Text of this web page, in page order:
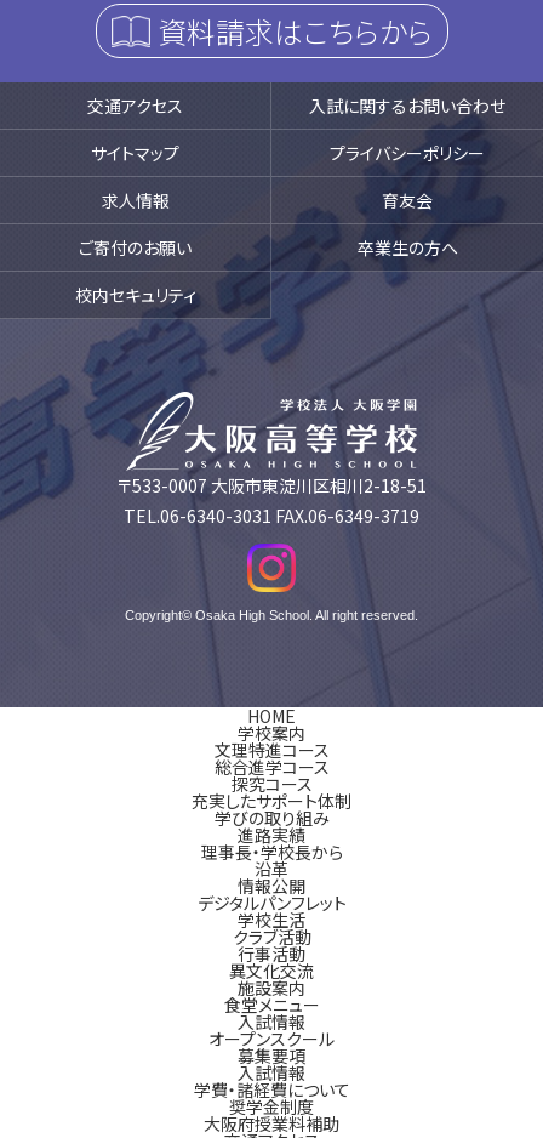
資料請求はこちらから
交通アクセス
入試に関するお問い合わせ
サイトマップ
プライバシーポリシー
求人情報
育友会
ご寄付のお願い
卒業生の方へ
校内セキュリティ
〒533-0007 大阪市東淀川区相川2-18-51
TEL.06-6340-3031 FAX.06-6349-3719
Copyright© Osaka High School. All right reserved.
HOME
学校案内
文理特進コース
総合進学コース
探究コース
充実したサポート体制
学びの取り組み
進路実績
理事長・学校長から
沿革
情報公開
デジタルパンフレット
学校生活
クラブ活動
行事活動
異文化交流
施設案内
食堂メニュー
入試情報
オープンスクール
募集要項
入試情報
学費・諸経費について
奨学金制度
大阪府授業料補助